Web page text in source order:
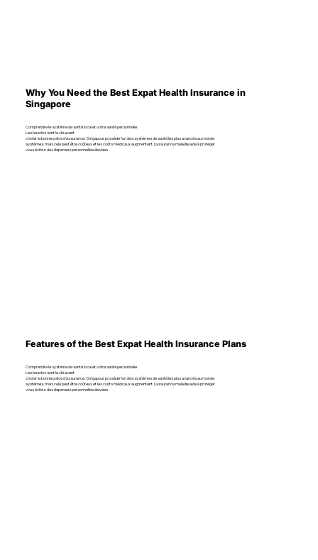
Why You Need the Best Expat Health Insurance in
Singapore
Comprendre le système de santé local et votre santé personnelle
Les besoins sont la clé avant
choisir la bonne police d’assurance. Singapour possède l'un des systèmes de santé les plus avancés au monde
systèmes, mais cela peut être coûteux et les coûts médicaux augmentent. L’assurance maladie aide à protéger
vous évitez des dépenses personnelles élevées
Features of the Best Expat Health Insurance Plans
Comprendre le système de santé local et votre santé personnelle
Les besoins sont la clé avant
choisir la bonne police d’assurance. Singapour possède l'un des systèmes de santé les plus avancés au monde
systèmes, mais cela peut être coûteux et les coûts médicaux augmentent. L’assurance maladie aide à protéger
vous évitez des dépenses personnelles élevées